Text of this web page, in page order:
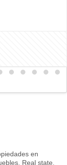
en
Real state.